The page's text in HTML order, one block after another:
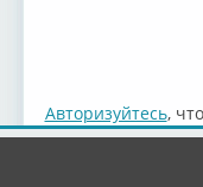
Авторизуйтесь,